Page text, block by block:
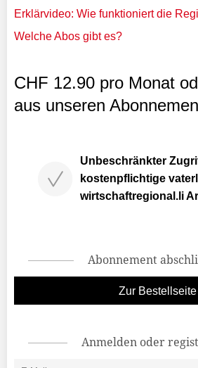
Erklärvideo: Wie funktioniert die
Welche Abos gibt es?
CHF 12.90 pro Monat
aus unseren
Unbeschränkter
kostenpflichtige
wirtschaftregional.li
Abonnement
Zur Bestellseite
Anmelden oder